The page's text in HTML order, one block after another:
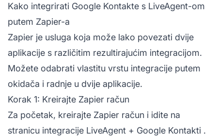
Kako integrirati Google Kontakte s LiveAgent-om
putem Zapier-a
Zapier je usluga koja može lako povezati dvije
aplikacije s različitim rezultirajućim integracijom.
Možete odabrati vlastitu vrstu integracije putem
okidača i radnje u dvije aplikacije.
Korak 1: Kreirajte Zapier račun
Za početak, kreirajte Zapier račun i idite na
stranicu integracije LiveAgent + Google Kontakti .